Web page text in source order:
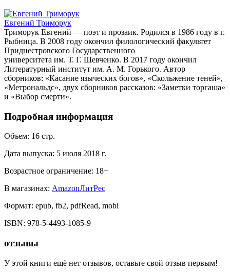
Евгений Триморук
Триморук Евгений — поэт и прозаик. Родился в 1986 году в г.
Рыбница. В 2008 году окончил филологический факультет
Приднестровского Государственного
университета им. Т. Г. Шевченко. В 2017 году окончил
Литературный институт им. А. М. Горького. Автор
сборников: «Касание языческих богов», «Скольжение теней»,
«Метрональдс», двух сборников рассказов: «Заметки торгаша»
и «Выбор смерти».
Подробная информация
Объем: 16 стр.
Дата выпуска: 5 июля 2018 г.
Возрастное ограничение: 18+
В магазинах: AmazonЛитРес
Формат: epub, fb2, pdfRead, mobi
ISBN: 978-5-4493-1085-9
отзывы
У этой книги ещё нет отзывов, оставьте свой отзыв первым!